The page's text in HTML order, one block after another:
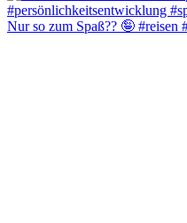
Nur so zum Spaß?? 🤪 #reisen